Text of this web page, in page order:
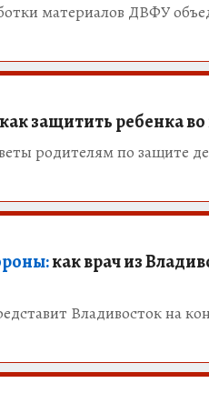
материалов ДВФУ
как защитить ребенка
родителям по защите
как врач из
Владивосток на